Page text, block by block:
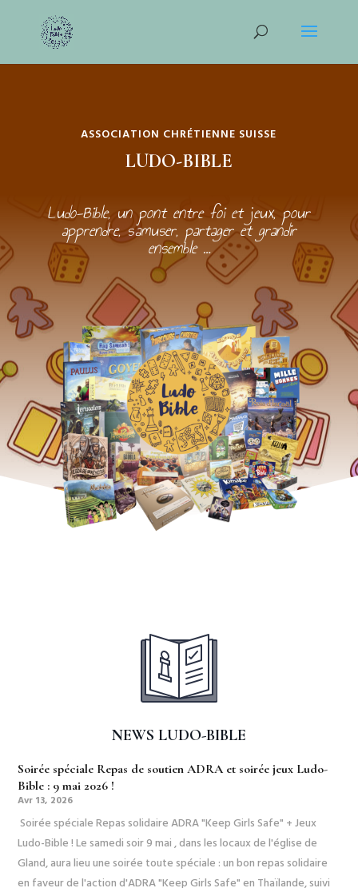
ASSOCIATION CHRÉTIENNE SUISSE
LUDO-BIBLE
Ludo-Bible, un pont entre foi et jeux, pour
apprendre, s’amuser, partager et grandir
ensemble …
NEWS LUDO-BIBLE
Soirée spéciale Repas de soutien ADRA et soirée jeux Ludo-
Bible : 9 mai 2026 !
Avr 13, 2026
Soirée spéciale Repas solidaire ADRA "Keep Girls Safe" + Jeux
Ludo-Bible ! Le samedi soir 9 mai , dans les locaux de l'église de
Gland, aura lieu une soirée toute spéciale : un bon repas solidaire
en faveur de l'action d'ADRA "Keep Girls Safe" en Thaïlande, suivi